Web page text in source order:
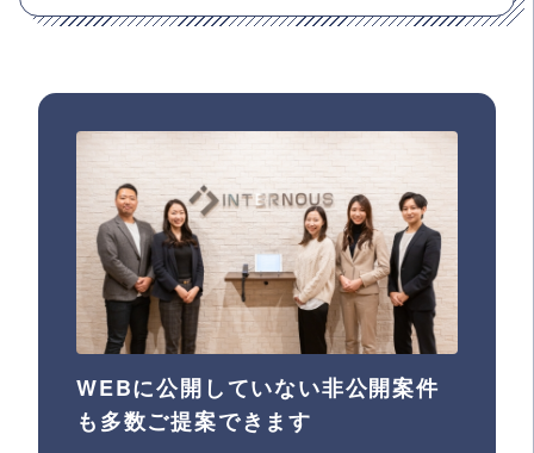
WEBに公開していない非公開案件
も多数ご提案できます